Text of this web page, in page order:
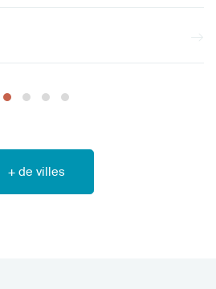
+ de villes